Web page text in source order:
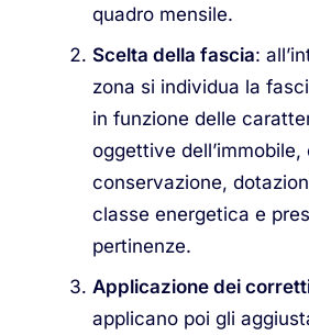
quadro mensile.
Scelta della fascia:
zona si individua la
in funzione delle
oggettive
conservazione,
classe energetica e
pertinenze.
Applicazione dei
applicano poi gli